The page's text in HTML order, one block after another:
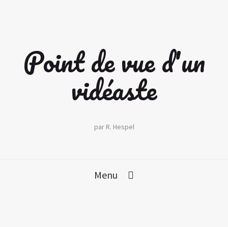
Point de vue d'un
vidéaste
par R. Hespel
Menu